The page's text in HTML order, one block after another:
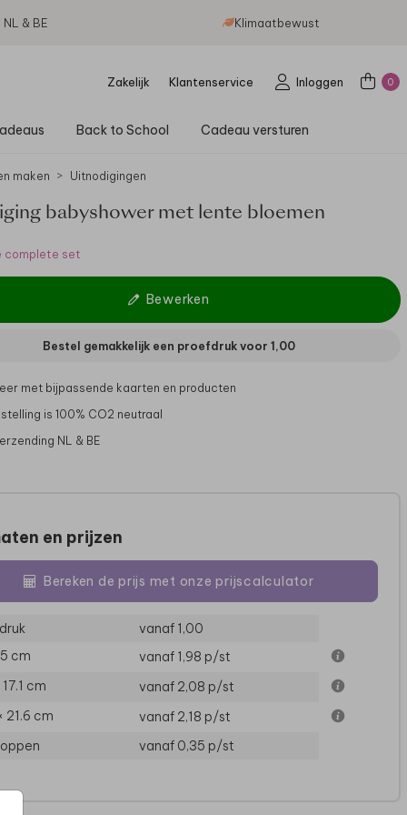
& BE Klimaatbewust
Zakelijk Klantenservice Inloggen 0
Back to School Cadeau versturen
maken Uitnodigingen
babyshower met lente bloemen
complete set
Bewerken
Bestel gemakkelijk een proefdruk voor 1,00
met bijpassende kaarten en producten
is 100% CO2 neutraal
NL & BE
en prijzen
Bereken de prijs met onze prijscalculator
vanaf 1,00
cm
vanaf 1,98 p/st
17.1 cm
vanaf 2,08 p/st
21.6 cm
vanaf 2,18 p/st
vanaf 0,35 p/st